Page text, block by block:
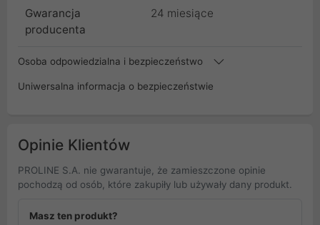
Gwarancja
producenta
24 miesiące
Osoba odpowiedzialna i bezpieczeństwo
Uniwersalna informacja o bezpieczeństwie
Opinie Klientów
PROLINE S.A. nie gwarantuje, że zamieszczone opinie
pochodzą od osób, które zakupiły lub używały dany produkt.
Masz ten produkt?